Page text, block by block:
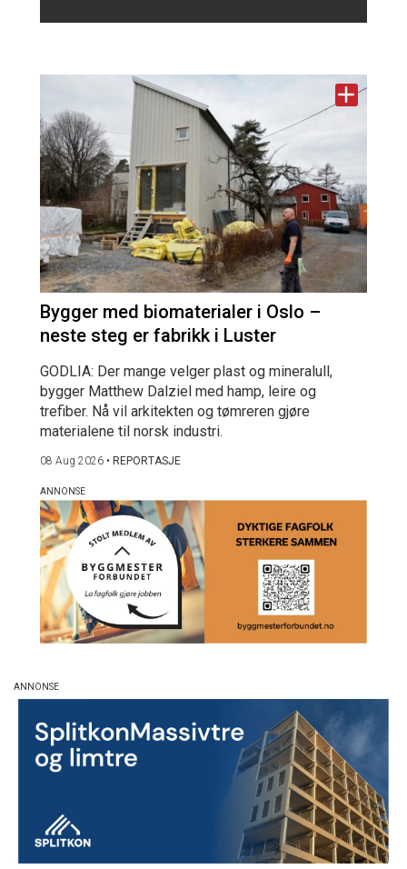
Bygger med biomaterialer i Oslo –
neste steg er fabrikk i Luster
GODLIA: Der mange velger plast og mineralull,
bygger Matthew Dalziel med hamp, leire og
trefiber. Nå vil arkitekten og tømreren gjøre
materialene til norsk industri.
08 Aug 2026 • REPORTASJE